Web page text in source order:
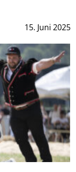
15. Juni 2025